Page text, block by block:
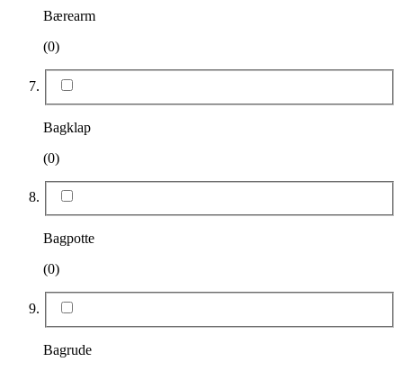
Bærearm
(0)
Bagklap
(0)
Bagpotte
(0)
Bagrude